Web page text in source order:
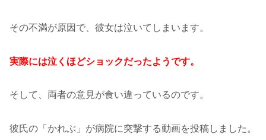
その不満が原因で、彼女は泣いてしまいます。
実際には泣くほどショックだったようです。
そして、両者の意見が食い違っているのです。
彼氏の「かれぶ」が病院に突撃する動画を投稿しました。